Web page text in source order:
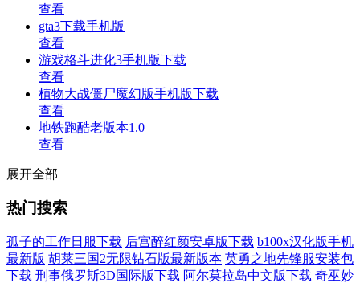
查看
gta3下载手机版
查看
游戏格斗进化3手机版下载
查看
植物大战僵尸魔幻版手机版下载
查看
地铁跑酷老版本1.0
查看
展开全部
热门搜索
孤子的工作日服下载 后宫醉红颜安卓版下载 b100x汉化版手机
最新版 胡莱三国2无限钻石版最新版本 英勇之地先锋服安装包
下载 刑事俄罗斯3D国际版下载 阿尔莫拉岛中文版下载 奇巫妙